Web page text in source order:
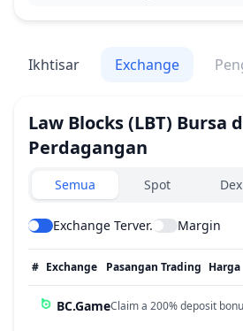
Ikhtisar Exchange
Law Blocks(LBT) Bursa
Perdagangan
Exchanges type
Semua Spot Dex
Exchange Terver. Margin
# Exchange Pasangan Trading Harga
BC.GameClaim a 200% deposit